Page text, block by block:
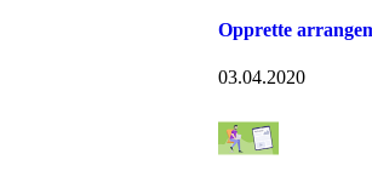
Opprette
03.04.2020